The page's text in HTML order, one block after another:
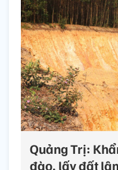
Quảng Trị:
đào, lấy đất